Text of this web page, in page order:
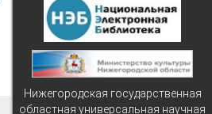
Нижегородская государственная
областная универсальная научная